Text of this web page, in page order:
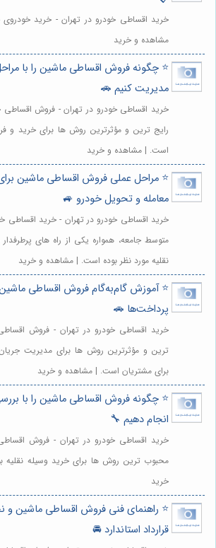
خرید اقساطی خودرو در تهران - خرید
مشاهده و خرید
⭐️ چگونه فروش اقساطی ماشین را با
مدیریت کنیم 🚗
خرید اقساطی خودرو در تهران - فروش اقساطی
رایج ترین و مؤثرترین روش ها برای خرید و
است. | مشاهده و خرید
⭐️ مراحل عملی فروش اقساطی ماشین
معامله و تحویل خودرو 🚙
خرید اقساطی خودرو در تهران - خرید اقساطی
متوسط جامعه، همواره یکی از راه های
نقلیه مورد نظر بوده است. | مشاهده و خرید
⭐️ آموزش گام‌به‌گام فروش اقساطی
پرداخت‌ها 🚗
خرید اقساطی خودرو در تهران - فروش
ترین و مؤثرترین روش ها برای مدیریت
برای مشتریان است. | مشاهده و خرید
⭐️ چگونه فروش اقساطی ماشین را با
انجام دهیم 🔧
خرید اقساطی خودرو در تهران - فروش
محبوب ترین روش ها برای خرید وسیله نقلیه
خرید
⭐️ راهنمای فنی فروش اقساطی ماشین و
قرارداد استاندارد 🚘